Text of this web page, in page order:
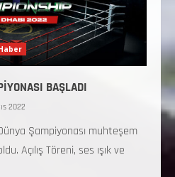
BAŞLADI
2022
Şampiyonası muhteşem
Açılış Töreni, ses ışık ve